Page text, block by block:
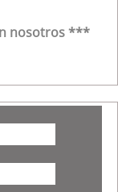
nosotros ***